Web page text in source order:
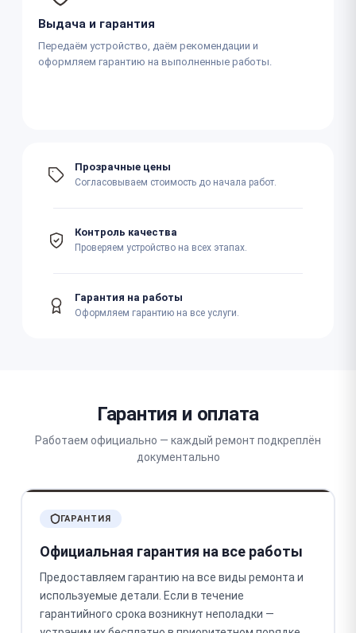
Выдача и гарантия
Передаём устройство, даём рекомендации и
оформляем гарантию на выполненные работы.
Прозрачные цены
Согласовываем стоимость до начала работ.
Контроль качества
Проверяем устройство на всех этапах.
Гарантия на работы
Оформляем гарантию на все услуги.
Гарантия и оплата
Работаем официально — каждый ремонт подкреплён
документально
ГАРАНТИЯ
Официальная гарантия на все работы
Предоставляем гарантию на все виды ремонта и
используемые детали. Если в течение
гарантийного срока возникнут неполадки —